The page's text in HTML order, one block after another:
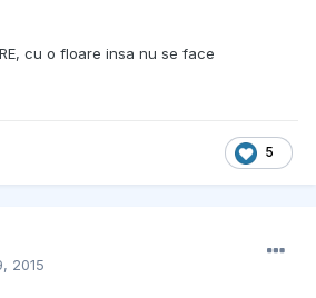
cu o floare insa nu se face
5
2015